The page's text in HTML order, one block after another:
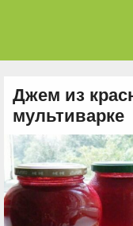
Джем из
мультиварке